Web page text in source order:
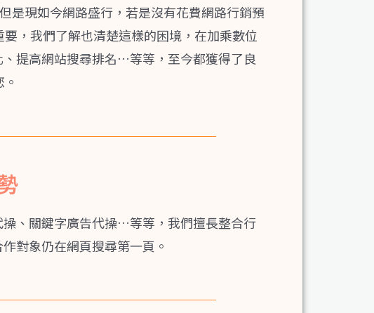
是現如今網路盛行，若是沒有花費網路行銷預
，我們了解也清楚這樣的困境，在加乘數位
提高網站搜尋排名…等等，至今都獲得了良
、關鍵字廣告代操…等等，我們擅長整合行
對象仍在網頁搜尋第一頁。